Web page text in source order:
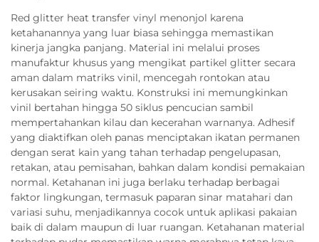
Red glitter heat transfer vinyl menonjol karena
ketahanannya yang luar biasa sehingga memastikan
kinerja jangka panjang. Material ini melalui proses
manufaktur khusus yang mengikat partikel glitter secara
aman dalam matriks vinil, mencegah rontokan atau
kerusakan seiring waktu. Konstruksi ini memungkinkan
vinil bertahan hingga 50 siklus pencucian sambil
mempertahankan kilau dan kecerahan warnanya. Adhesif
yang diaktifkan oleh panas menciptakan ikatan permanen
dengan serat kain yang tahan terhadap pengelupasan,
retakan, atau pemisahan, bahkan dalam kondisi pemakaian
normal. Ketahanan ini juga berlaku terhadap berbagai
faktor lingkungan, termasuk paparan sinar matahari dan
variasi suhu, menjadikannya cocok untuk aplikasi pakaian
baik di dalam maupun di luar ruangan. Ketahanan material